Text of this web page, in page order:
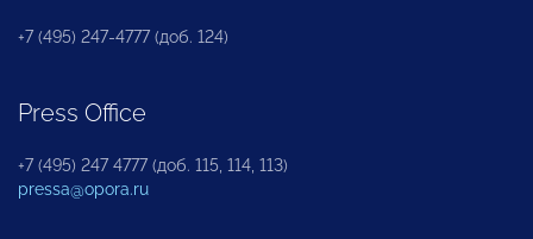
+7 (495) 247-4777 (доб. 124)
Press Office
+7 (495) 247 4777 (доб. 115, 114, 113)
pressa@opora.ru